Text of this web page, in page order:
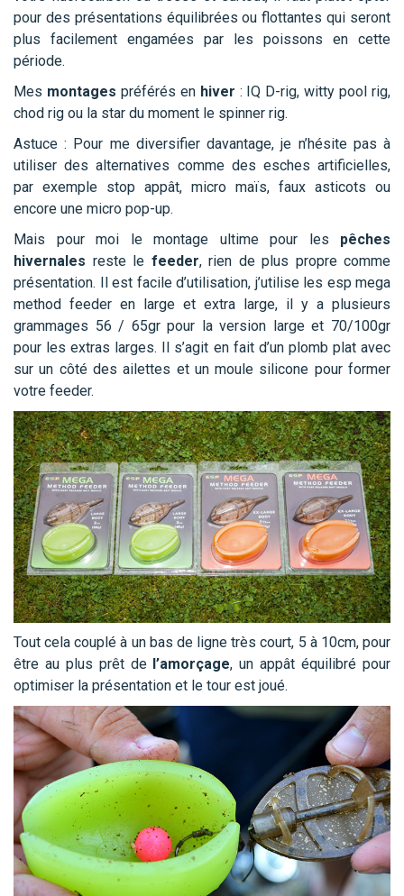
pour des présentations équilibrées ou flottantes qui seront
plus facilement engamées par les poissons en cette
période.
Mes montages préférés en hiver : IQ D-rig, witty pool rig,
chod rig ou la star du moment le spinner rig.
Astuce : Pour me diversifier davantage, je n’hésite pas à
utiliser des alternatives comme des esches artificielles,
par exemple stop appât, micro maïs, faux asticots ou
encore une micro pop-up.
Mais pour moi le montage ultime pour les pêches
hivernales reste le feeder, rien de plus propre comme
présentation. Il est facile d’utilisation, j’utilise les esp mega
method feeder en large et extra large, il y a plusieurs
grammages 56 / 65gr pour la version large et 70/100gr
pour les extras larges. Il s’agit en fait d’un plomb plat avec
sur un côté des ailettes et un moule silicone pour former
votre feeder.
Tout cela couplé à un bas de ligne très court, 5 à 10cm, pour
être au plus prêt de l’amorçage, un appât équilibré pour
optimiser la présentation et le tour est joué.